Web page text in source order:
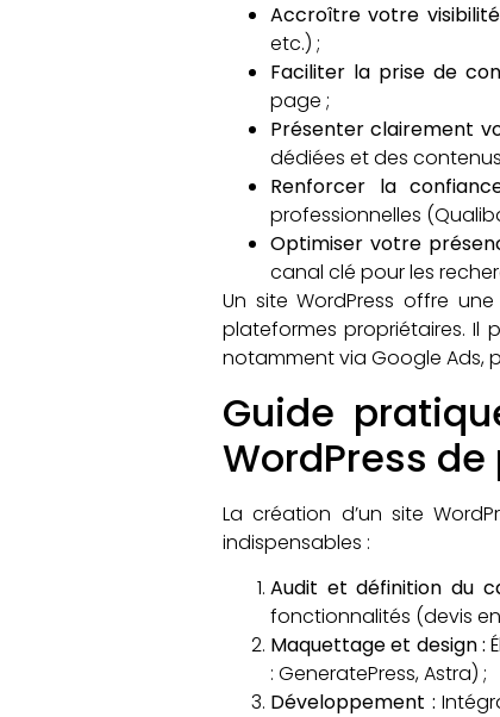
Accroître votre
etc.) ;
Faciliter la prise de
page ;
Présenter clairement
dédiées et des
Renforcer la
professionnelles
Optimiser votre
canal clé pour les
Un site WordPress offre
plateformes propriétaires. Il
notamment via Google Ads,
Guide
WordPress
La création d’un site
indispensables :
Audit et définition du
fonctionnalités (devis
Maquettage et design :
: GeneratePress, Astra) ;
Développement :